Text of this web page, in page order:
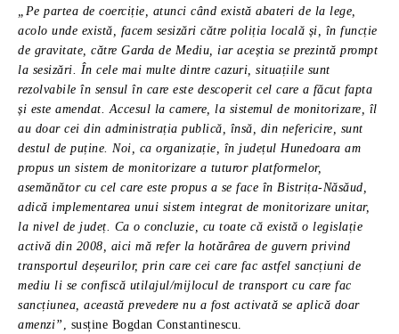
„Pe partea de coerciție, atunci când există abateri de la lege,
acolo unde există, facem sesizări către poliția locală și, în funcție
de gravitate, către Garda de Mediu, iar aceștia se prezintă prompt
la sesizări. În cele mai multe dintre cazuri, situațiile sunt
rezolvabile în sensul în care este descoperit cel care a făcut fapta
și este amendat. Accesul la camere, la sistemul de monitorizare, îl
au doar cei din administrația publică, însă, din nefericire, sunt
destul de puține. Noi, ca organizație, în județul Hunedoara am
propus un sistem de monitorizare a tuturor platformelor,
asemănător cu cel care este propus a se face în Bistrița-Năsăud,
adică implementarea unui sistem integrat de monitorizare unitar,
la nivel de județ. Ca o concluzie, cu toate că există o legislație
activă din 2008, aici mă refer la hotărârea de guvern privind
transportul deșeurilor, prin care cei care fac astfel sancțiuni de
mediu li se confiscă utilajul/mijlocul de transport cu care fac
sancțiunea, această prevedere nu a fost activată se aplică doar
amenzi” , susține Bogdan Constantinescu.